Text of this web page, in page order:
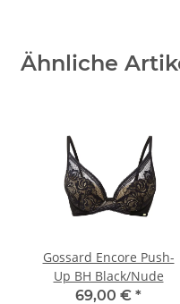
Ähnliche
Gossard Encore Push-
Up BH Black/Nude
69,00 € *